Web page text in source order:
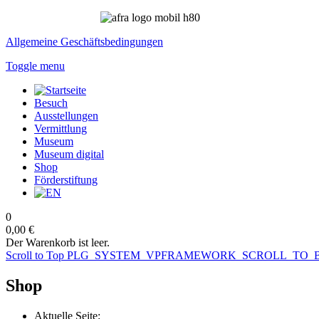
Allgemeine Geschäftsbedingungen
Toggle menu
Besuch
Ausstellungen
Vermittlung
Museum
Museum digital
Shop
Förderstiftung
0
0,00 €
Der Warenkorb ist leer.
Scroll to Top
Shop
Aktuelle Seite: